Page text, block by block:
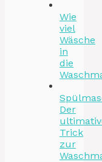
Wie
viel
Wäsche
in
die
Der
Trick
zur